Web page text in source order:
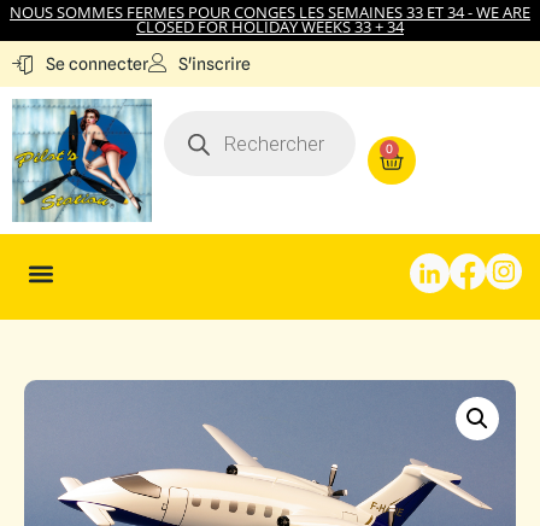
NOUS SOMMES FERMES POUR CONGES LES SEMAINES 33 ET 34 - WE ARE
CLOSED FOR HOLIDAY WEEKS 33 + 34
Se connecter S'inscrire
0